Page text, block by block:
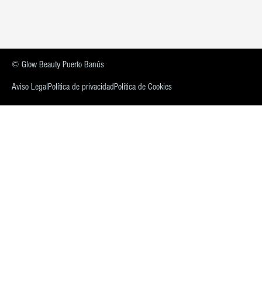
© Glow Beauty Puerto Banús
Aviso Legal Política de privacidadPolítica de Cookies